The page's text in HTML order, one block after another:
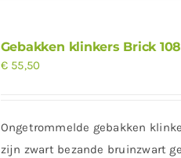
Gebakken klinkers Brick
€55,50
Ongetrommelde gebakken
zijn zwart bezande bruinzwart